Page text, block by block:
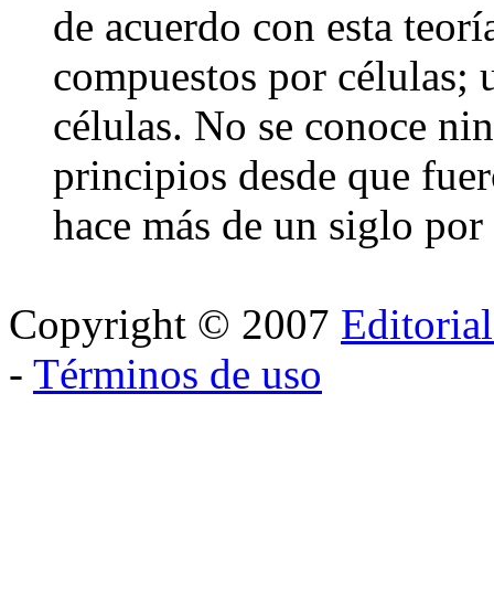
de acuerdo con esta
compuestos por células;
células. No se conoce
principios desde que
hace más de un siglo
Copyright © 2007
- Términos de uso